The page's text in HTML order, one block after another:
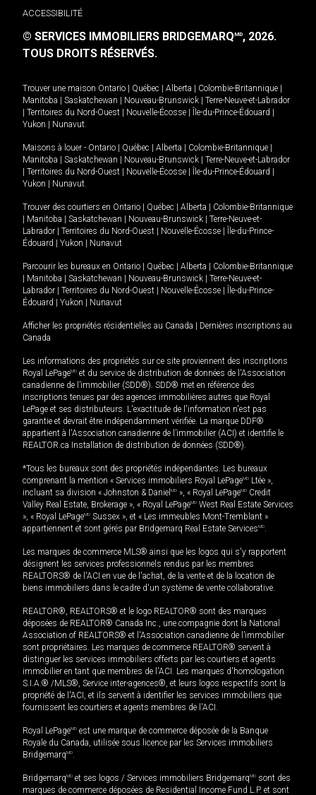
ACCESSIBILITÉ
© SERVICES IMMOBILIERS BRIDGEMARQMD, 2026.
TOUS DROITS RÉSERVÉS.
Trouver une maison Ontario Québec Alberta Colombie-Britannique
Manitoba
Saskatchewan Nouveau-Brunswick
Terre-Neuve-et-Labrador
Territoires du Nord-Ouest Nouvelle-Écosse Île-du-Prince-Édouard
Yukon
Nunavut.
Maisons à louer - Ontario Québec Alberta Colombie-Britannique
Manitoba
Saskatchewan Nouveau-Brunswick
Terre-Neuve-et-Labrador
Territoires du Nord-Ouest Nouvelle-Écosse Île-du-Prince-Édouard
Yukon
Nunavut.
Trouver des courtiers en Ontario Québec Alberta
Colombie-Britannique
Manitoba Saskatchewan Nouveau-Brunswick
Terre-Neuve-et-
Labrador
Territoires du Nord-Ouest Nouvelle-Écosse
Île-du-Prince-
Édouard
Yukon Nunavut
Parcourir les bureaux en Ontario Québec Alberta
Colombie-Britannique
Manitoba Saskatchewan Nouveau-Brunswick
Terre-Neuve-et-
Labrador
Territoires du Nord-Ouest Nouvelle-Écosse
Île-du-Prince-
Édouard
Yukon Nunavut
Afficher les propriétés résidentielles au Canada
Dernières inscriptions au
Canada
Les informations des propriétés sur ce site proviennent des inscriptions
Royal LePageMD et du service de distribution de données de l'Association
canadienne de l’immobilier (SDD®). SDD® met en référence des
inscriptions tenues par des agences immobilières autres que Royal
LePage et ses distributeurs. L'exactitude de l'information n'est pas
garantie et devrait être indépendamment vérifiée. La marque DDF®
appartient à l'Association canadienne de l’immobilier (ACI) et identifie le
REALTOR.ca Installation de distribution de données (SDD®).
*Tous les bureaux sont des propriétés indépendantes. Les bureaux
comprenant la mention « Services immobiliers Royal LePageMD Ltée »,
incluant sa division « Johnston & Daniel MD », « Royal LePageMD Credit
Valley Real Estate, Brokerage », « Royal LePageMD West Real Estate Services
», « Royal LePageMD Sussex », et « Les immeubles Mont-Tremblant »
appartiennent et sont gérés par Bridgemarq Real Estate ServicesMD.
Les marques de commerce MLS® ainsi que les logos qui s'y rapportent
désignent les services professionnels rendus par les membres
REALTORS® de l'ACI en vue de l'achat, de la vente et de la location de
biens immobiliers dans le cadre d'un système de vente collaborative.
REALTOR®, REALTORS® et le logo REALTOR® sont des marques
déposées de REALTOR® Canada Inc., une compagnie dont la National
Association of REALTORS® et l'Association canadienne de l’immobilier
sont propriétaires. Les marques de commerce REALTOR® servent à
distinguer les services immobiliers offerts par les courtiers et agents
immobilier en tant que membres de l'ACI. Les marques d'homologation
S.I.A.® /MLS®, Service inter-agences®, et leurs logos respectifs sont la
propriété de l'ACI, et ils servent à identifier les services immobiliers que
fournissent les courtiers et agents membres de l'ACI.
Royal LePageMD est une marque de commerce déposée de la Banque
Royale du Canada, utilisée sous licence par les Services immobiliers
BridgemarqMD.
BridgemarqMD et ses logos / Services immobiliers BridgemarqMD sont des
marques de commerce déposées de Residential Income Fund L.P. et sont